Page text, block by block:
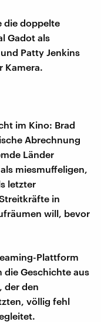
die doppelte
Gadot als
Patty Jenkins
Kamera.
im Kino: Brad
Abrechnung
Länder
miesmuffeligen,
letzter
in
will, bevor
Plattform
die Geschichte aus
der den
völlig fehl